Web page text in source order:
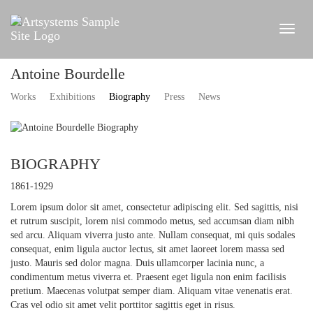
Antoine Bourdelle
Works Exhibitions Biography Press News
BIOGRAPHY
1861-1929
Lorem ipsum dolor sit amet, consectetur adipiscing elit. Sed sagittis, nisi
et rutrum suscipit, lorem nisi commodo metus, sed accumsan diam nibh
sed arcu. Aliquam viverra justo ante. Nullam consequat, mi quis sodales
consequat, enim ligula auctor lectus, sit amet laoreet lorem massa sed
justo. Mauris sed dolor magna. Duis ullamcorper lacinia nunc, a
condimentum metus viverra et. Praesent eget ligula non enim facilisis
pretium. Maecenas volutpat semper diam. Aliquam vitae venenatis erat.
Cras vel odio sit amet velit porttitor sagittis eget in risus.